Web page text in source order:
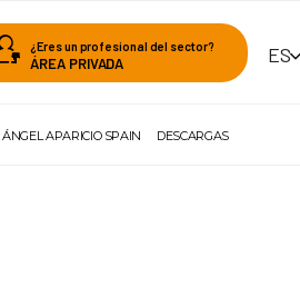
¿Eres un profesional del sector?
ÁREA PRIVADA ES
ÁNGEL APARICIO SPAIN DESCARGAS